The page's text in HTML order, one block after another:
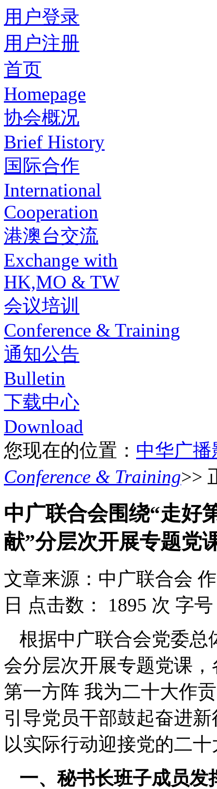
用户登录
用户注册
首页
Homepage
协会概况
Brief History
国际合作
International
Cooperation
港澳台交流
Exchange with
HK,MO & TW
会议培训
Conference & Training
通知公告
Bulletin
下载中心
Download
您现在的位置： 中华广
Conference & Training>>
中广联合会围绕“走好
献”分层次开展专题党
文章来源：中广联合会
日 点击数： 1895 次 字
根据中广联合会党委总
会分层次开展专题党课
第一方阵 我为二十大作
引导党员干部鼓起奋进
以实际行动迎接党的二
一、秘书长班子成员发